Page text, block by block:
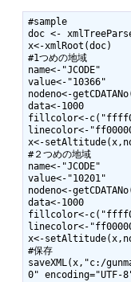
#sample
doc <-
x<-xmlRoot(doc)
#1つめの地域
name<-"JCODE"
value<-"10366"
nodeno<-
data<-1000
fillcolor<-
linecolor<-
x<-
#２つめの地域
name<-"JCODE"
value<-"10201"
nodeno<-
data<-1000
fillcolor<-
linecolor<-
x<-
#保存
saveXML(x,"c:/
0" encoding="UTF-